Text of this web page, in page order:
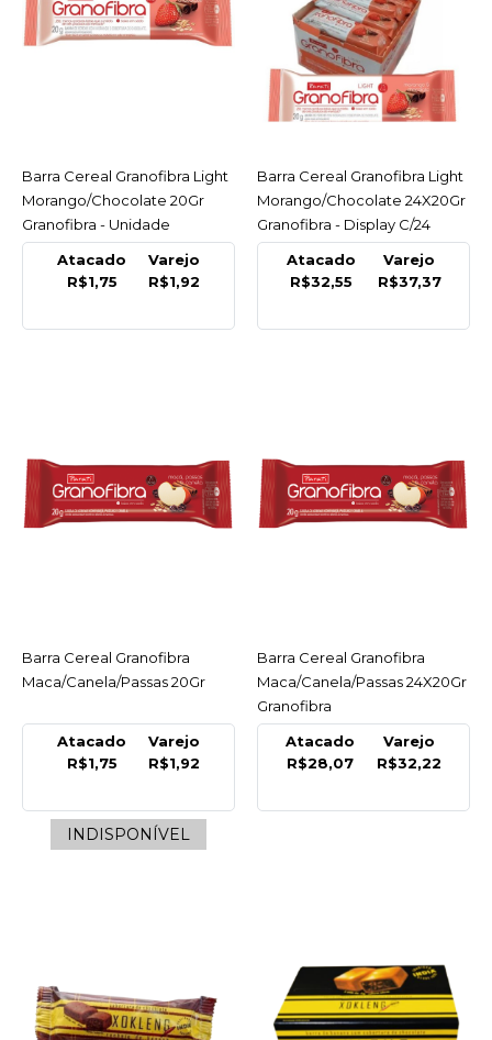
GRANOFIBRA
Barra Cereal Granofibra
Light Banana/Choco
R$37,37 R$29,90
COMPRAR
LISTA DE DESEJO
Castanhadopara/
20Gr Granofibra -
Unidade
COMPRAR
INDISPONÍVEL
R$1,92
COMPRAR
ACESSAR
Barra Cereal Granofibra Light
Morango/Chocolate 20Gr
Granofibra - Unidade
Atacado
R$1,75
Varejo
R$1,92
ACESSAR
Barra Cereal Granofibra Light
Morango/Chocolate 24X20Gr
Granofibra - Display C/24
Atacado
R$32,55
Varejo
R$37,37
ACESSAR
Barra Cereal Granofibra
Maca/Canela/Passas 20Gr
Atacado
R$1,75
Varejo
R$1,92
INDISPONÍVEL
ACESSAR
Barra Cereal Granofibra
Maca/Canela/Passas 24X20Gr
Granofibra
Atacado
R$28,07
Varejo
R$32,22